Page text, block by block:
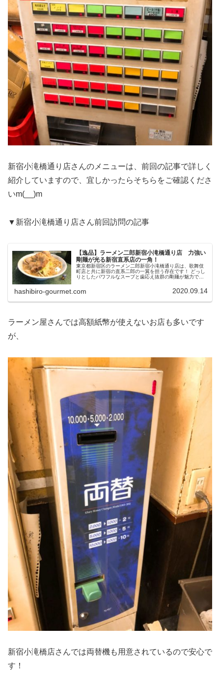
新宿小滝橋通り店さんのメニューは、前回の記事で詳しく
紹介していますので、宜しかったらそちらをご確認くださ
いm(__)m
▼新宿小滝橋通り店さん前回訪問の記事
【逸品】ラーメン二郎新宿小滝橋通り店 力強い
剛麺が光る新宿直系店の一角！
東京都新宿区のラーメン二郎新宿小滝橋通り店は、歌舞伎
町店と共に新宿の直系二郎の一翼を担う存在です！ どっし
りとしたパワフルなスープと歯応え抜群の剛麺が魅力で、
hashibiro-gourmet.com 2020.09.14
ラーメン屋さんでは高額紙幣が使えないお店も多いです
が、
新宿小滝橋店さんでは両替機も用意されているので安心で
す！